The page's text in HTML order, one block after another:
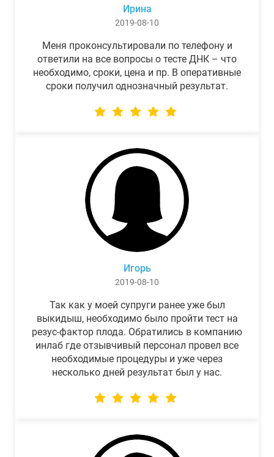
Ирина
2019-08-10
Меня проконсультировали по телефону и
ответили на все вопросы о тесте ДНК – что
необходимо, сроки, цена и пр. В оперативные
сроки получил однозначный результат.
Игорь
2019-08-10
Так как у моей супруги ранее уже был
выкидыш, необходимо было пройти тест на
резус-фактор плода. Обратились в компанию
инлаб где отзывчивый персонал провел все
необходимые процедуры и уже через
несколько дней результат был у нас.